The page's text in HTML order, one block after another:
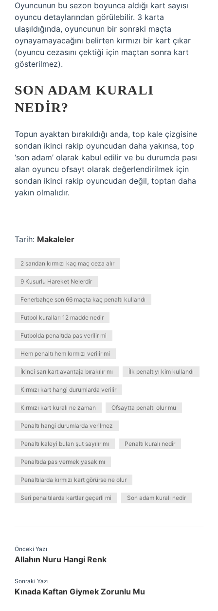
Oyuncunun bu sezon boyunca aldığı kart sayısı
oyuncu detaylarından görülebilir. 3 karta
ulaşıldığında, oyuncunun bir sonraki maçta
oynayamayacağını belirten kırmızı bir kart çıkar
(oyuncu cezasını çektiği için maçtan sonra kart
gösterilmez).
SON ADAM KURALI
NEDIR?
Topun ayaktan bırakıldığı anda, top kale çizgisine
sondan ikinci rakip oyuncudan daha yakınsa, top
‘son adam’ olarak kabul edilir ve bu durumda pası
alan oyuncu ofsayt olarak değerlendirilmek için
sondan ikinci rakip oyuncudan değil, toptan daha
yakın olmalıdır.
Tarih: Makaleler
2 sarıdan kırmızı kaç maç ceza alır
9 Kusurlu Hareket Nelerdir
Fenerbahçe son 66 maçta kaç penaltı kullandı
Futbol kuralları 12 madde nedir
Futbolda penaltıda pas verilir mi
Hem penaltı hem kırmızı verilir mi
İkinci sarı kart avantaja bırakılır mı İlk penaltıyı kim kullandı
Kırmızı kart hangi durumlarda verilir
Kırmızı kart kuralı ne zaman Ofsaytta penaltı olur mu
Penaltı hangi durumlarda verilmez
Penaltı kaleyi bulan şut sayılır mı Penaltı kuralı nedir
Penaltıda pas vermek yasak mı
Penaltılarda kırmızı kart görürse ne olur
Seri penaltılarda kartlar geçerli mi Son adam kuralı nedir
Önceki Yazı
Allahın Nuru Hangi Renk
Sonraki Yazı
Kınada Kaftan Giymek Zorunlu Mu